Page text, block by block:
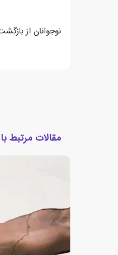
نوجوانان از
مقالات مرتبط